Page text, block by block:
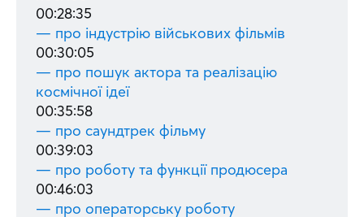
00:28:35
— про індустрію військових фільмів
00:30:05
— про пошук актора та реалізацію
космічної ідеї
00:35:58
— про саундтрек фільму
00:39:03
— про роботу та функції продюсера
00:46:03
— про операторську роботу